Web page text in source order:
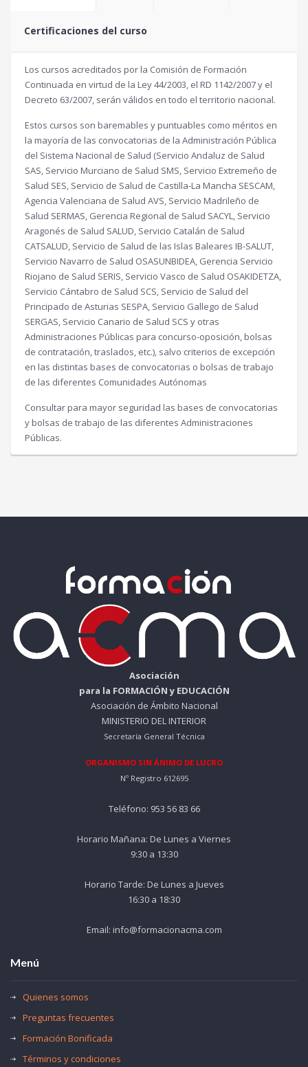
Certificaciones del curso
Los cursos acreditados por la Comisión de Formación
Continuada en virtud de la Ley 44/2003, el RD 1142/2007 y el
Decreto 63/2007, serán válidos en todo el territorio nacional.
Estos cursos son baremables y puntuables como méritos en
la mayoría de las convocatorias de la Administración Pública
del Sistema Nacional de Salud (Servicio Andaluz de Salud
SAS, Servicio Murciano de Salud SMS, Servicio Extremeño de
Salud SES, Servicio de Salud de Castilla-La Mancha SESCAM,
Agencia Valenciana de Salud AVS, Servicio Madrileño de
Salud SERMAS, Gerencia Regional de Salud SACYL, Servicio
Aragonés de Salud SALUD, Servicio Catalán de Salud
CATSALUD, Servicio de Salud de las Islas Baleares IB-SALUT,
Servicio Navarro de Salud OSASUNBIDEA, Gerencia Servicio
Riojano de Salud SERIS, Servicio Vasco de Salud OSAKIDETZA,
Servicio Cántabro de Salud SCS, Servicio de Salud del
Principado de Asturias SESPA, Servicio Gallego de Salud
SERGAS, Servicio Canario de Salud SCS y otras
Administraciones Públicas para concurso-oposición, bolsas
de contratación, traslados, etc.), salvo criterios de excepción
en las distintas bases de convocatorias o bolsas de trabajo
de las diferentes Comunidades Autónomas
Consultar para mayor seguridad las bases de convocatorias
y bolsas de trabajo de las diferentes Administraciones
Públicas.
Asociación
para la FORMACIÓN y EDUCACIÓN
Asociación de Ámbito Nacional
MINISTERIO DEL INTERIOR
Secretaría General Técnica
ORGANISMO SIN ÁNIMO DE LUCRO
Nº Registro 612695
Teléfono: 953 56 83 66
Horario Mañana: De Lunes a Viernes
9:30 a 13:30
Horario Tarde: De Lunes a Jueves
16:30 a 18:30
Email: info@formacionacma.com
Menú
Quienes somos
Preguntas frecuentes
Formación Bonificada
Términos y condiciones